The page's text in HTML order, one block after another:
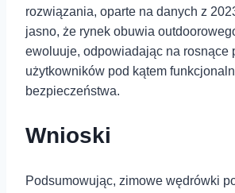
rozwiązania, oparte na danych z⁢
jasno, że ⁣rynek obuwia
ewoluuje, odpowiadając na rosnące‍
użytkowników pod kątem
bezpieczeństwa.⁢
Wnioski
Podsumowując, zimowe wędrówki⁤